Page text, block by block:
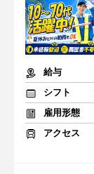
給与
シフト
雇用形態
アクセス